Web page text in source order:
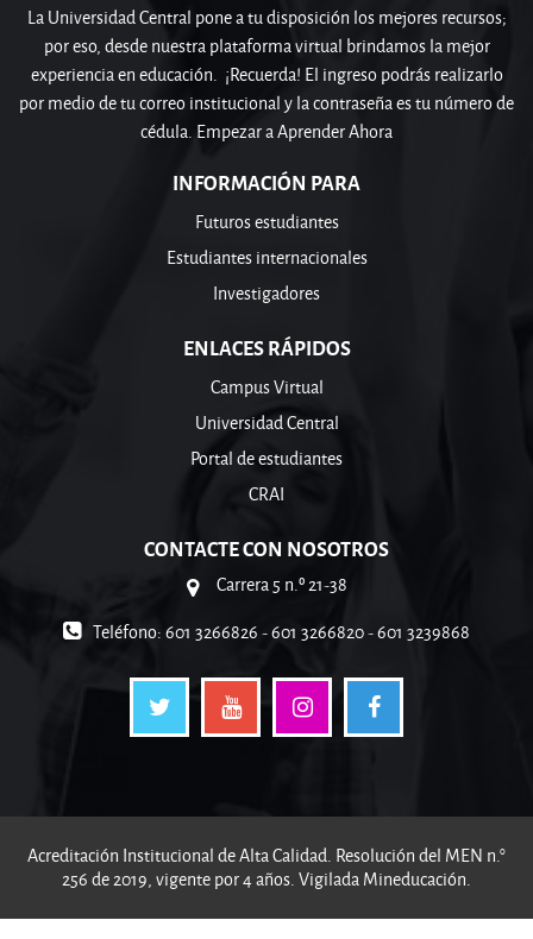
La Universidad Central pone a tu disposición los mejores recursos;
por eso, desde nuestra plataforma virtual brindamos la mejor
experiencia en educación. ¡Recuerda! El ingreso podrás realizarlo
por medio de tu correo institucional y la contraseña es tu número de
cédula. Empezar a Aprender Ahora
INFORMACIÓN PARA
Futuros estudiantes
Estudiantes internacionales
Investigadores
ENLACES RÁPIDOS
Campus Virtual
Universidad Central
Portal de estudiantes
CRAI
CONTACTE CON NOSOTROS
Carrera 5 n.º 21-38
Teléfono: 601 3266826 - 601 3266820 - 601 3239868
Acreditación Institucional de Alta Calidad. Resolución del MEN n.°
256 de 2019, vigente por 4 años. Vigilada Mineducación.